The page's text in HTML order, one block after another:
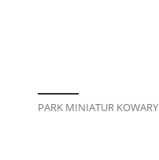
PARK MINIATUR KOWARY